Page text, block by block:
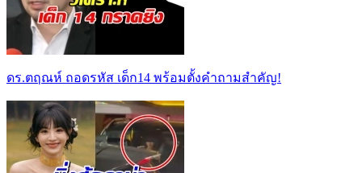
ดร.ตฤณห์ ถอดรหัส เด็ก14 พร้อมตั้งคำถามสำคัญ!